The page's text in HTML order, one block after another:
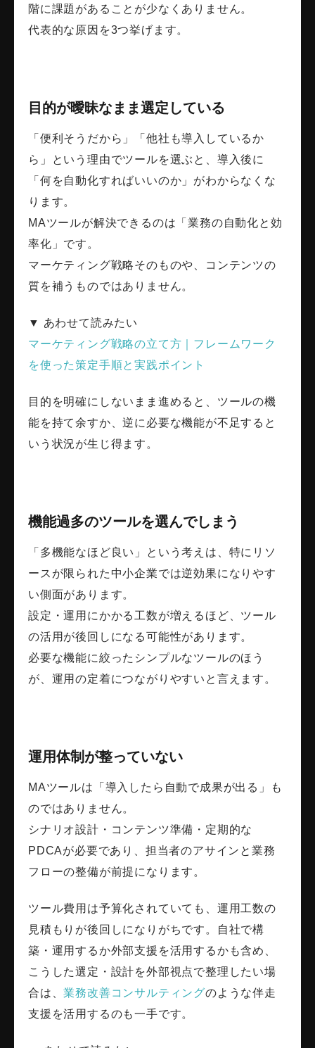
階に課題があることが少なくありません。
代表的な原因を3つ挙げます。
目的が曖昧なまま選定している
「便利そうだから」「他社も導入しているか
ら」という理由でツールを選ぶと、導入後に
「何を自動化すればいいのか」がわからなくな
ります。
MAツールが解決できるのは「業務の自動化と効
率化」です。
マーケティング戦略そのものや、コンテンツの
質を補うものではありません。
▼ あわせて読みたい
マーケティング戦略の立て方｜フレームワーク
を使った策定手順と実践ポイント
目的を明確にしないまま進めると、ツールの機
能を持て余すか、逆に必要な機能が不足すると
いう状況が生じ得ます。
機能過多のツールを選んでしまう
「多機能なほど良い」という考えは、特にリソ
ースが限られた中小企業では逆効果になりやす
い側面があります。
設定・運用にかかる工数が増えるほど、ツール
の活用が後回しになる可能性があります。
必要な機能に絞ったシンプルなツールのほう
が、運用の定着につながりやすいと言えます。
運用体制が整っていない
MAツールは「導入したら自動で成果が出る」も
のではありません。
シナリオ設計・コンテンツ準備・定期的な
PDCAが必要であり、担当者のアサインと業務
フローの整備が前提になります。
ツール費用は予算化されていても、運用工数の
見積もりが後回しになりがちです。自社で構
築・運用するか外部支援を活用するかも含め、
こうした選定・設計を外部視点で整理したい場
合は、業務改善コンサルティングのような伴走
支援を活用するのも一手です。